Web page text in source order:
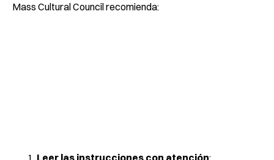
Mass Cultural Council recomienda: